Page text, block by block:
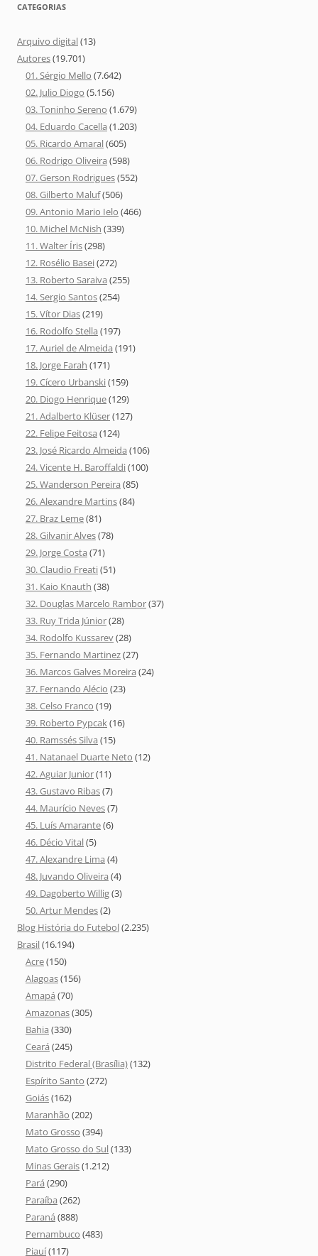
CATEGORIAS
Arquivo digital(13)
Autores(19.701)
01. Sérgio Mello (7.642)
02. Julio Diogo (5.156)
03. Toninho Sereno (1.679)
04. Eduardo Cacella (1.203)
05. Ricardo Amaral(605)
06. Rodrigo Oliveira (598)
07. Gerson Rodrigues(552)
08. Gilberto Maluf(506)
09. Antonio Mario Ielo (466)
10. Michel McNish (339)
11. Walter Íris(298)
12. Rosélio Basei(272)
13. Roberto Saraiva (255)
14. Sergio Santos(254)
15. Vítor Dias(219)
16. Rodolfo Stella (197)
17. Auriel de Almeida (191)
18. Jorge Farah (171)
19. Cícero Urbanski(159)
20. Diogo Henrique(129)
21. Adalberto Klüser(127)
22. Felipe Feitosa (124)
23. José Ricardo Almeida (106)
24. Vicente H. Baroffaldi(100)
25. Wanderson Pereira (85)
26. Alexandre Martins(84)
27. Braz Leme(81)
28. Gilvanir Alves(78)
29. Jorge Costa (71)
30. Claudio Freati(51)
31. Kaio Knauth (38)
32. Douglas Marcelo Rambor(37)
33. Ruy Trida Júnior(28)
34. Rodolfo Kussarev(28)
35. Fernando Martinez(27)
36. Marcos Galves Moreira (24)
37. Fernando Alécio (23)
38. Celso Franco (19)
39. Roberto Pypcak(16)
40. Ramssés Silva (15)
41. Natanael Duarte Neto (12)
42. Aguiar Junior(11)
43. Gustavo Ribas(7)
44. Maurício Neves(7)
45. Luís Amarante(6)
46. Décio Vital(5)
47. Alexandre Lima (4)
48. Juvando Oliveira (4)
49. Dagoberto Willig(3)
50. Artur Mendes(2)
Blog História do Futebol(2.235)
Brasil(16.194)
Acre(150)
Alagoas(156)
Amapá (70)
Amazonas(305)
Bahia (330)
Ceará (245)
Distrito Federal (Brasília)(132)
Espírito Santo (272)
Goiás(162)
Maranhão (202)
Mato Grosso (394)
Mato Grosso do Sul(133)
Minas Gerais(1.212)
Pará (290)
Paraíba (262)
Paraná (888)
Pernambuco (483)
Piauí(117)